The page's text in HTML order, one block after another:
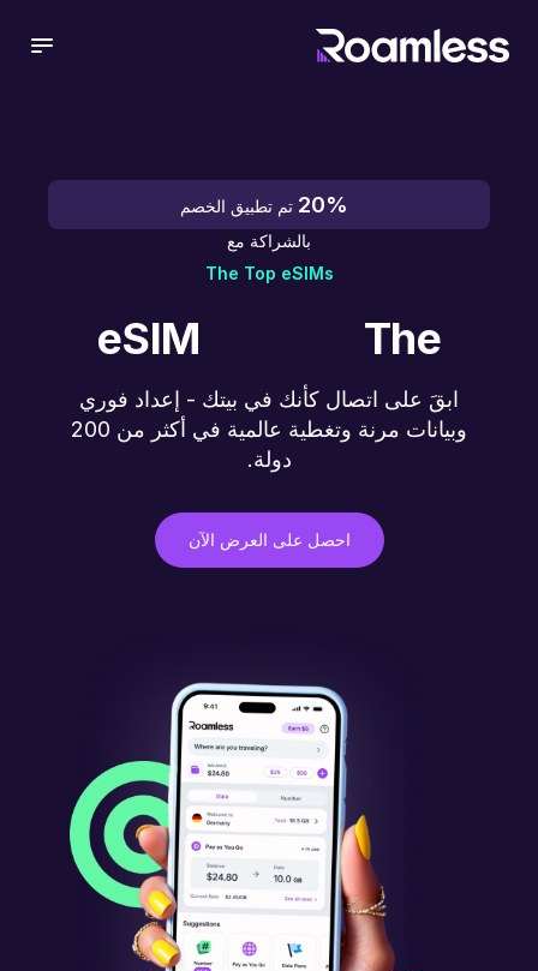
20% تم تطبيق الخصم
بالشراكة مع
The Top eSIMs
The
eSIM
ابقَ على اتصال كأنك في بيتك - إعداد فوري
وبيانات مرنة وتغطية عالمية في أكثر من 200
دولة.
احصل على العرض الآن